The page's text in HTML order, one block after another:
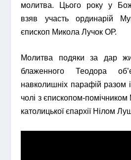
молитва. Цього року у
взяв участь ординарій
єпископ Микола Лучок ОР.
Молитва подяки за дар
блаженного Теодора
навколишніх парафій разом
чолі з єпископом-помічником
католицької єпархії Нілом